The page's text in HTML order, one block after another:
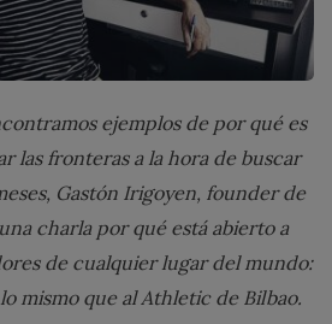
ejemplos de por qué es
las fronteras a la hora de buscar
Gastón Irigoyen, founder de
charla por qué está abierto a
de cualquier lugar del mundo:
mismo que al Athletic de Bilbao.